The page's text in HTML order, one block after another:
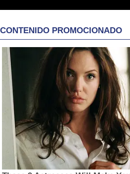
CONTENIDO PROMOCIONADO